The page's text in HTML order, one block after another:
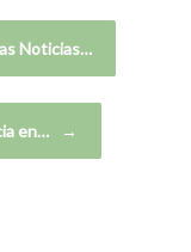
Noticias…
en… →